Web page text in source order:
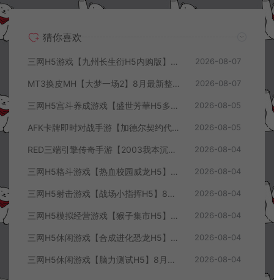
猜你喜欢
三网H5游戏【九州长生衍H5内购版】8月最新整理Linux手工服务端+管理后台+GM授权后台+简易安卓客户端+详细搭建教程+视频教程 2026-08-07
MT3换皮MH【大梦一场2】8月最新整理Linux手工服务端+源码+管理后台+安卓苹果双端+详细搭建教程+视频教程 2026-08-07
三网H5宫斗养成游戏【盛世芳華H5多区跨服代金券内购优化版】8月最新整理Linux手工服务端+CDK授权后台+全资源安卓+详细搭建教程+视频教程 2026-08-05
AFK卡牌即时对战手游【加德尔契约代金券内购修复版】8月最新整理Linux手工服务端+前后端全套源码+CDK授权后台+安卓苹果双端+详细搭建教程+视频教程 2026-08-05
RED三端引擎传奇手游【2003我本沉默三职业】8月最新整理Win一键服务端+PC安卓+详细搭建教程 2026-08-04
三网H5格斗游戏【热血校园威龙H5】8月最新整理Linux手工服务端+Win一键服务端+解压即玩+简易安卓客户端+详细搭建教程 2026-08-04
三网H5射击游戏【战场小指挥H5】8月最新整理Linux手工服务端+Win一键服务端+解压即玩+简易安卓客户端+详细搭建教程 2026-08-04
三网H5模拟经营游戏【猴子集市H5】8月最新整理Linux手工服务端+Win一键服务端+解压即玩+简易安卓客户端+详细搭建教程 2026-08-04
三网H5休闲游戏【合成进化恐龙H5】8月最新整理Linux手工服务端+Win一键服务端+解压即玩+简易安卓客户端+详细搭建教程 2026-08-04
三网H5休闲游戏【脑力测试H5】8月最新整理Linux手工服务端+Win一键服务端+解压即玩+简易安卓客户端+详细搭建教程 2026-08-04